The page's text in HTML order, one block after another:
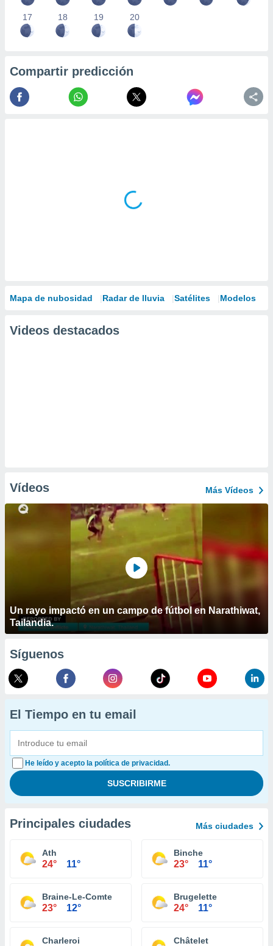
17 18 19 20
Compartir predicción
Mapa de nubosidad Radar de lluvia Satélites Modelos
Videos destacados
Vídeos Más Vídeos
Un rayo impactó en un campo de fútbol en Narathiwat,
Tailandia.
Síguenos
El Tiempo en tu email
He leído y acepto la política de privacidad.
Principales ciudades Más ciudades
Ath
24° 11°
Binche
23° 11°
Braine-Le-Comte
23° 12°
Brugelette
24° 11°
Charleroi Châtelet